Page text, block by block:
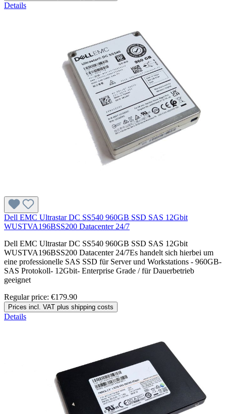
Details
Dell EMC Ultrastar DC SS540 960GB SSD SAS 12Gbit
WUSTVA196BSS200 Datacenter 24/7
Dell EMC Ultrastar DC SS540 960GB SSD SAS 12Gbit
WUSTVA196BSS200 Datacenter 24/7Es handelt sich hierbei um
eine professionelle SAS SSD für Server und Workstations - 960GB-
SAS Protokoll- 12Gbit- Enterprise Grade / für Dauerbetrieb
geeignet
Regular price: €179.90
Prices incl. VAT plus shipping costs
Details